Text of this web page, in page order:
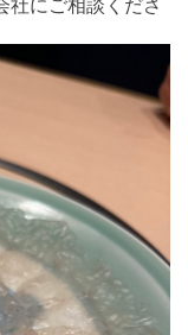
社にご相談くださ